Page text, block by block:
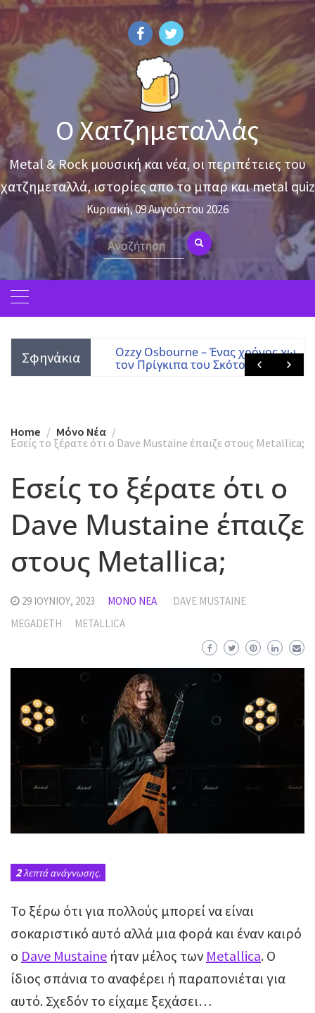
Skip
content
Ο Χατζημεταλλάς
Metal & Rock μουσική και νέα, οι περιπέτειες του
χατζημεταλλά, ιστορίες απο το μπαρ και metal quiz
Κυριακή, 09 Αυγούστου 2026
Search
for:
Σφηνάκια
Martin
Ozzy Osbourne – Ένας χρόνος χωρίς
τον Πρίγκιπα του Σκότους
Home
Mόνο Νέα
Εσείς το ξέρατε ότι ο Dave Mustaine έπαιζε στους Metallica;
Εσείς το ξέρατε ότι ο
Dave Mustaine έπαιζε
στους Metallica;
29 ΙΟΥΝΊΟΥ, 2023 MΌΝΟ ΝΈΑ
DAVE MUSTAINE
MEGADETH
METALLICA
2λεπτά ανάγνωσης.
Το ξέρω ότι για πολλούς μπορεί να είναι
σοκαριστικό αυτό αλλά μια φορά και έναν καιρό
ο Dave Mustaine ήταν μέλος των Metallica. O
ίδιος σπάνια το αναφέρει ή παραπονιέται για
αυτό. Σχεδόν το είχαμε ξεχάσει…